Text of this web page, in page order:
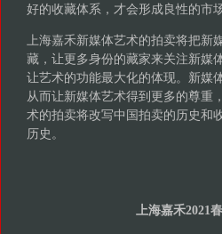
好的收藏体系，才会形成良性的市
上海嘉禾新媒体艺术的拍卖将把新
藏，让更多身份的藏家来关注新媒
让艺术的功能最大化的体现。新媒
从而让新媒体艺术得到更多的尊重
术的拍卖将改写中国拍卖的历史和
历史。
上海嘉禾2021